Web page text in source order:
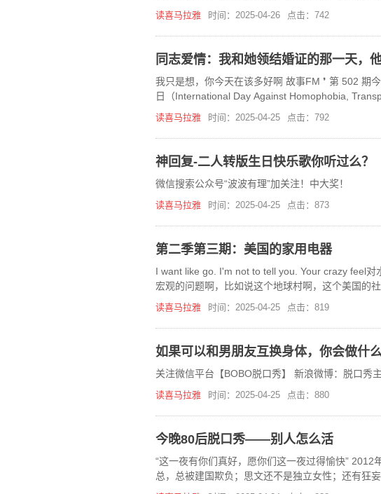
读喜马拉雅 时间：2025-04-26 点击：742
同志爱情：我和她领结婚证的那一天，
我只是想，你今天在该多好啊 故事FM ❜ 第 502 期
日（International Day Against Homophobia,
读喜马拉雅 时间：2025-04-25 点击：792
神回复-二人转版生日快乐歌你听过么？
微信搜索公众号“波波有理”加关注！中大奖！
读喜马拉雅 时间：2025-04-25 点击：873
第二季第三期：美国的家用电器
I want like go. I'm not to tell you. Your crazy feel
宏观的问题啊，比如说这个地球村啊，这个美国的
读喜马拉雅 时间：2025-04-25 点击：819
如果可以和男朋友互换身体，你会做什么
关注微信平台【BOBO脱口秀】 新浪微博：脱口秀
读喜马拉雅 时间：2025-04-25 点击：880
今晚80后脱口秀——别人怎么活
“这一夜有你们真好，愿你们这一夜过得愉快”
总，总被建国欺负；思文还不是独立女性；还有狂
在，《今晚80后脱口秀》喜马拉雅独家上线